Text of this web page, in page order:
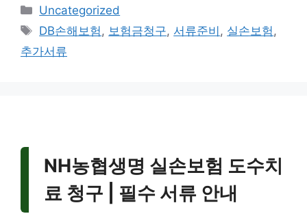
카
테
리
Uncategorized
태
그
DB손해보험, 보험금청구, 서류준비 , 실손보험,
추가서류
NH농협생명 실손보험 도수치
료 청구 | 필수 서류 안내